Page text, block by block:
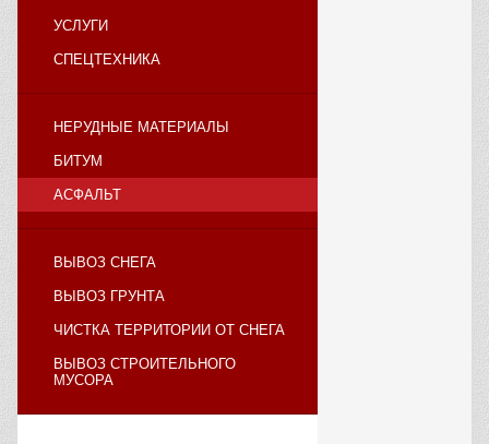
УСЛУГИ
СПЕЦТЕХНИКА
НЕРУДНЫЕ МАТЕРИАЛЫ
БИТУМ
АСФАЛЬТ
ВЫВОЗ СНЕГА
ВЫВОЗ ГРУНТА
ЧИСТКА ТЕРРИТОРИИ ОТ СНЕГА
ВЫВОЗ СТРОИТЕЛЬНОГО
МУСОРА